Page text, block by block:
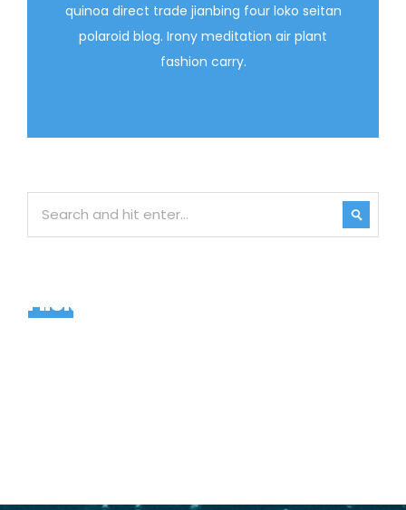
quinoa direct trade jianbing four loko seitan
polaroid blog. Irony meditation air plant
fashion carry.
Flickr Widget